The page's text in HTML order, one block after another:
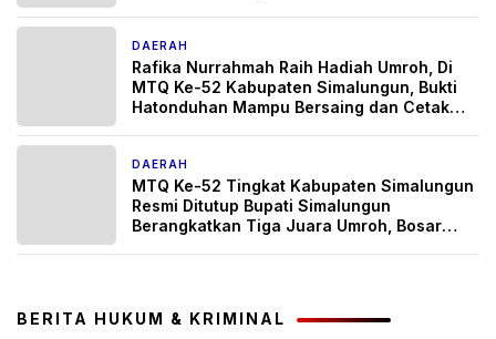
DAERAH
Rafika Nurrahmah Raih Hadiah Umroh, Di
MTQ Ke-52 Kabupaten Simalungun, Bukti
Hatonduhan Mampu Bersaing dan Cetak
DAERAH
MTQ Ke-52 Tingkat Kabupaten Simalungun
Resmi Ditutup Bupati Simalungun
Berangkatkan Tiga Juara Umroh, Bosar
BERITA HUKUM & KRIMINAL